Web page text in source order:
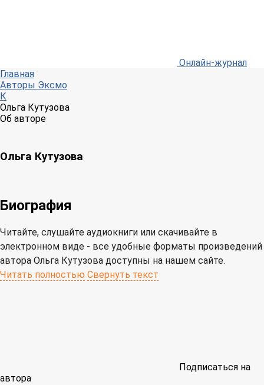
Онлайн-журнал
Главная
Авторы Эксмо
К
Ольга Кутузова
Об авторе
Ольга Кутузова
Биография
Читайте, слушайте аудиокниги или скачивайте в
электронном виде - все удобные форматы произведений
автора Ольга Кутузова доступны на нашем сайте.
Читать полностью Свернуть текст
Подписаться на
автора